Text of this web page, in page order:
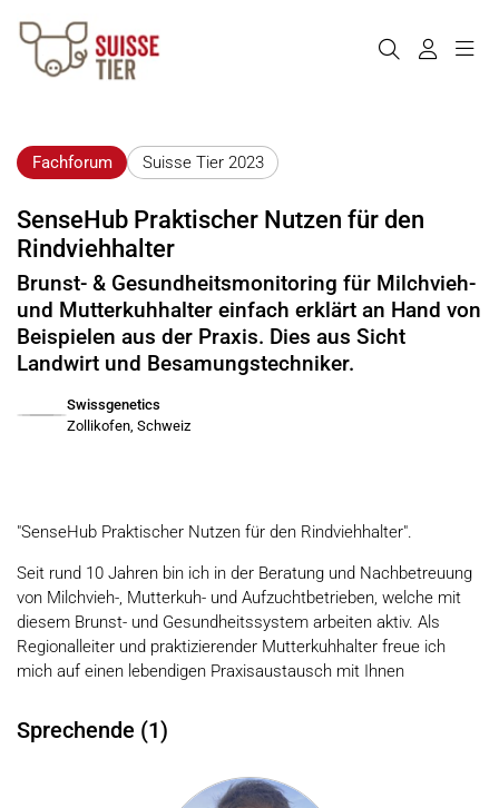
Fachforum Suisse Tier 2023
SenseHub Praktischer Nutzen für den
Rindviehhalter
Brunst- & Gesundheitsmonitoring für Milchvieh-
und Mutterkuhhalter einfach erklärt an Hand von
Beispielen aus der Praxis. Dies aus Sicht
Landwirt und Besamungstechniker.
Swissgenetics
Zollikofen, Schweiz
"SenseHub Praktischer Nutzen für den Rindviehhalter".
Seit rund 10 Jahren bin ich in der Beratung und Nachbetreuung
von Milchvieh-, Mutterkuh- und Aufzuchtbetrieben, welche mit
diesem Brunst- und Gesundheitssystem arbeiten aktiv. Als
Regionalleiter und praktizierender Mutterkuhhalter freue ich
mich auf einen lebendigen Praxisaustausch mit Ihnen
Sprechende (1)